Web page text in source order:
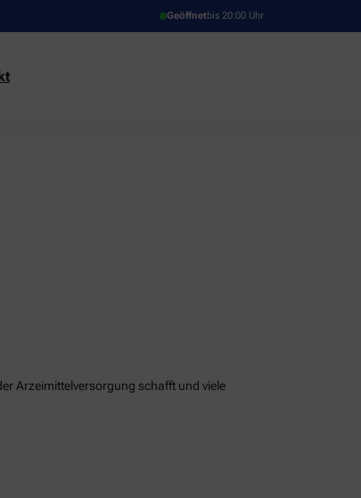
Geöffnetbis 20:00 Uhr
Arzeimittelversorgung schafft und viele